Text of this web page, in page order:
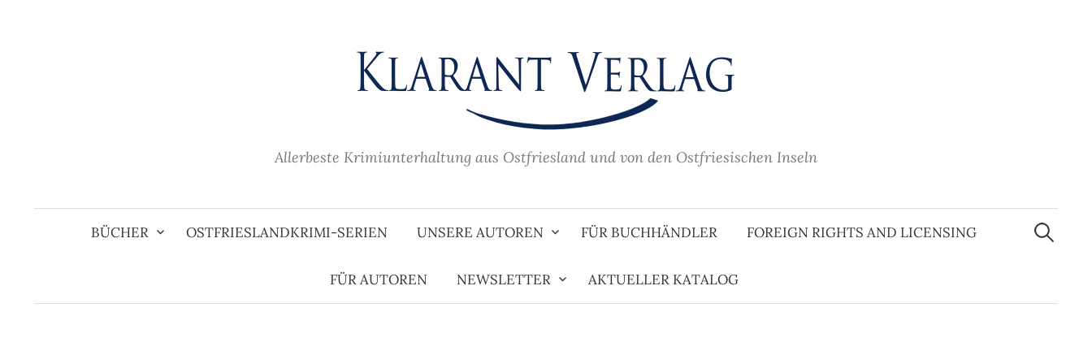
Allerbeste Krimiunterhaltung aus Ostfriesland und von den Ostfriesischen Inseln
BÜCHER OSTFRIESLANDKRIMI-SERIEN UNSERE AUTOREN FÜR BUCHHÄNDLER FOREIGN RIGHTS AND LICENSING
FÜR AUTOREN NEWSLETTER AKTUELLER KATALOG
Suche
nach: